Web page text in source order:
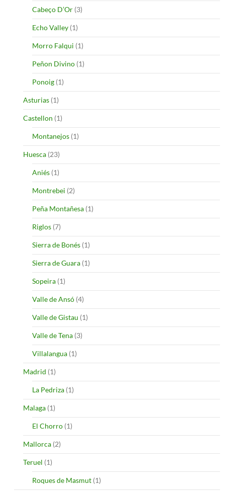
Cabeço D’Or (3)
Echo Valley (1)
Morro Falqui (1)
Peñon Divino (1)
Ponoig (1)
Asturias (1)
Castellon (1)
Montanejos (1)
Huesca (23)
Aniés (1)
Montrebei (2)
Peña Montañesa (1)
Riglos (7)
Sierra de Bonés (1)
Sierra de Guara (1)
Sopeira (1)
Valle de Ansó (4)
Valle de Gistau (1)
Valle de Tena (3)
Villalangua (1)
Madrid (1)
La Pedriza (1)
Malaga (1)
El Chorro (1)
Mallorca (2)
Teruel (1)
Roques de Masmut (1)